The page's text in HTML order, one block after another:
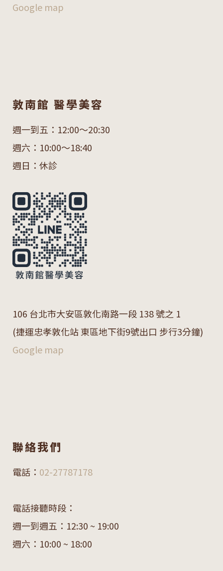
Google map
敦南館 醫學美容
週一到五：12:00～20:30
週六：10:00～18:40
週日：休診
106 台北市大安區敦化南路一段 138 號之 1
(捷運忠孝敦化站 東區地下街9號出口 步行3分鐘)
Google map
聯絡我們
電話： 02-27787178
電話接聽時段：
週一到週五：12:30 ~ 19:00
週六：10:00 ~ 18:00